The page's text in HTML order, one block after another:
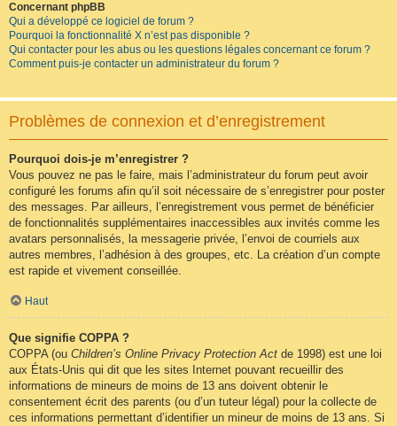
Concernant phpBB
Qui a développé ce logiciel de forum ?
Pourquoi la fonctionnalité X n’est pas disponible ?
Qui contacter pour les abus ou les questions légales concernant ce forum ?
Comment puis-je contacter un administrateur du forum ?
Problèmes de connexion et d’enregistrement
Pourquoi dois-je m’enregistrer ?
Vous pouvez ne pas le faire, mais l’administrateur du forum peut avoir
configuré les forums afin qu’il soit nécessaire de s’enregistrer pour poster
des messages. Par ailleurs, l’enregistrement vous permet de bénéficier
de fonctionnalités supplémentaires inaccessibles aux invités comme les
avatars personnalisés, la messagerie privée, l’envoi de courriels aux
autres membres, l’adhésion à des groupes, etc. La création d’un compte
est rapide et vivement conseillée.
Haut
Que signifie COPPA ?
COPPA (ou Children’s Online Privacy Protection Act de 1998) est une loi
aux États-Unis qui dit que les sites Internet pouvant recueillir des
informations de mineurs de moins de 13 ans doivent obtenir le
consentement écrit des parents (ou d’un tuteur légal) pour la collecte de
ces informations permettant d’identifier un mineur de moins de 13 ans. Si